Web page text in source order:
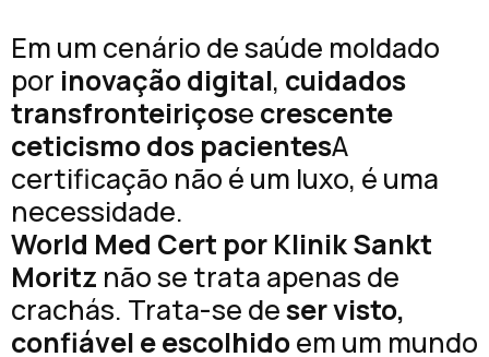
Em um cenário de saúde moldado
por inovação digital, cuidados
transfronteiriçose crescente
ceticismo dos pacientesA
certificação não é um luxo, é uma
necessidade.
World Med Cert por Klinik Sankt
Moritz não se trata apenas de
crachás. Trata-se deser visto,
confiável e escolhidoem um mundo